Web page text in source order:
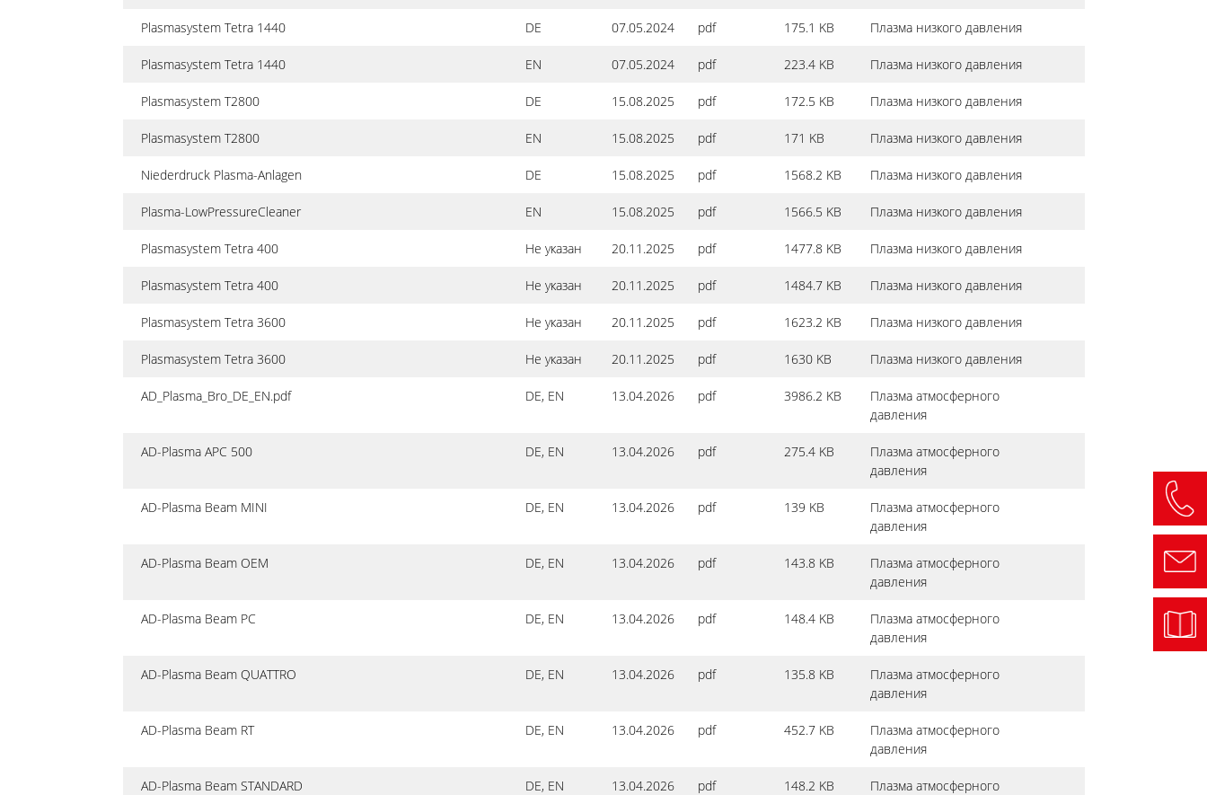
Plasmasystem Tetra 1440 DE 07.05.2024 pdf 175.1 KB Плазма низкого давления
Plasmasystem Tetra 1440 EN 07.05.2024 pdf 223.4 KB Плазма низкого давления
Plasmasystem T2800 DE 15.08.2025 pdf 172.5 KB Плазма низкого давления
Plasmasystem T2800 EN 15.08.2025 pdf 171 KB Плазма низкого давления
Niederdruck Plasma-Anlagen DE 15.08.2025 pdf 1568.2 KB Плазма низкого давления
Plasma-LowPressureCleaner EN 15.08.2025 pdf 1566.5 KB Плазма низкого давления
Plasmasystem Tetra 400 Не указан 20.11.2025 pdf 1477.8 KB Плазма низкого давления
Plasmasystem Tetra 400 Не указан 20.11.2025 pdf 1484.7 KB Плазма низкого давления
Plasmasystem Tetra 3600 Не указан 20.11.2025 pdf 1623.2 KB Плазма низкого давления
Plasmasystem Tetra 3600 Не указан 20.11.2025 pdf 1630 KB Плазма низкого давления
AD_Plasma_Bro_DE_EN.pdf DE, EN 13.04.2026 pdf 3986.2 KB
Плазма атмосферного
давления
AD-Plasma APC 500 DE, EN 13.04.2026 pdf 275.4 KB
Плазма атмосферного
давления
AD-Plasma Beam MINI DE, EN 13.04.2026 pdf 139 KB
Плазма атмосферного
давления
AD-Plasma Beam OEM DE, EN 13.04.2026 pdf 143.8 KB
Плазма атмосферного
давления
AD-Plasma Beam PC DE, EN 13.04.2026 pdf 148.4 KB
Плазма атмосферного
давления
AD-Plasma Beam QUATTRO DE, EN 13.04.2026 pdf 135.8 KB
Плазма атмосферного
давления
AD-Plasma Beam RT DE, EN 13.04.2026 pdf 452.7 KB
Плазма атмосферного
давления
AD-Plasma Beam STANDARD DE, EN 13.04.2026 pdf 148.2 KB
Плазма атмосферного